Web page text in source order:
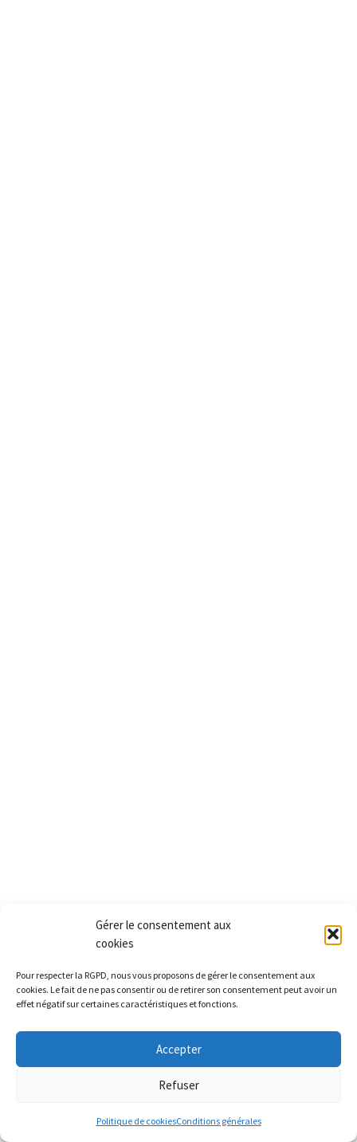
Gérer le consentement aux
cookies
Pour respecter la RGPD, nous vous proposons de gérer le consentement aux
cookies. Le fait de ne pas consentir ou de retirer son consentement peut avoir un
effet négatif sur certaines caractéristiques et fonctions.
Accepter
Refuser
Politique de cookiesConditions générales